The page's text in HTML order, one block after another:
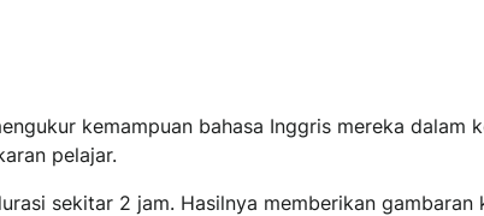
kemampuan bahasa Inggris mereka dalam
pelajar.
sekitar 2 jam. Hasilnya memberikan gambaran